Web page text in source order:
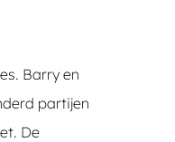
Barry en
partijen
De